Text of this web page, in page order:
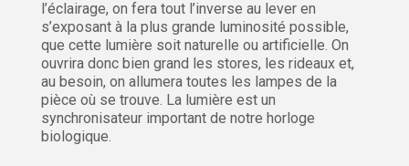
l’éclairage, on fera tout l’inverse au lever en
s’exposant à la plus grande luminosité possible,
que cette lumière soit naturelle ou artificielle. On
ouvrira donc bien grand les stores, les rideaux et,
au besoin, on allumera toutes les lampes de la
pièce où se trouve. La lumière est un
synchronisateur important de notre horloge
biologique.